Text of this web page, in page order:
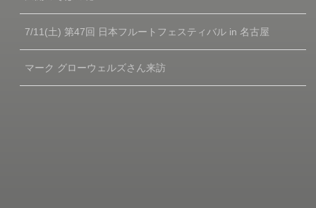
7/11(土) 第47回 日本フルートフェスティバル in 名古屋
マーク グローウェルズさん来訪